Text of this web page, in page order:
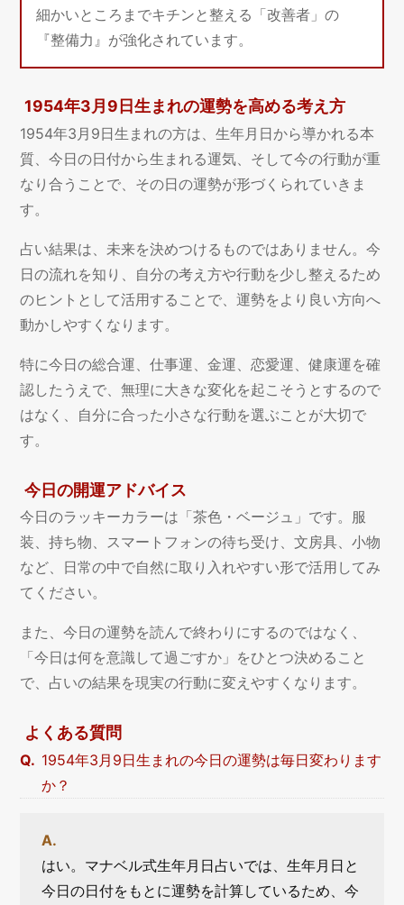
細かいところまでキチンと整える「改善者」の
『整備力』が強化されています。
1954年3月9日生まれの運勢を高める考え方
1954年3月9日生まれの方は、生年月日から導かれる本
質、今日の日付から生まれる運気、そして今の行動が重
なり合うことで、その日の運勢が形づくられていきま
す。
占い結果は、未来を決めつけるものではありません。今
日の流れを知り、自分の考え方や行動を少し整えるため
のヒントとして活用することで、運勢をより良い方向へ
動かしやすくなります。
特に今日の総合運、仕事運、金運、恋愛運、健康運を確
認したうえで、無理に大きな変化を起こそうとするので
はなく、自分に合った小さな行動を選ぶことが大切で
す。
今日の開運アドバイス
今日のラッキーカラーは「茶色・ベージュ」です。服
装、持ち物、スマートフォンの待ち受け、文房具、小物
など、日常の中で自然に取り入れやすい形で活用してみ
てください。
また、今日の運勢を読んで終わりにするのではなく、
「今日は何を意識して過ごすか」をひとつ決めること
で、占いの結果を現実の行動に変えやすくなります。
よくある質問
1954年3月9日生まれの今日の運勢は毎日変わります
か？
はい。マナベル式生年月日占いでは、生年月日と
今日の日付をもとに運勢を計算しているため、今